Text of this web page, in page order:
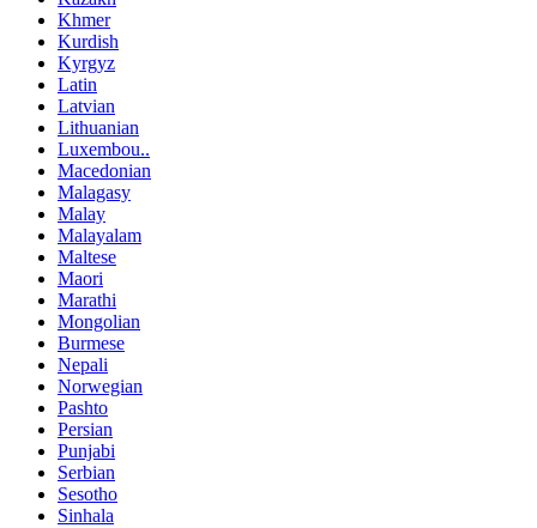
Khmer
Kurdish
Kyrgyz
Latin
Latvian
Lithuanian
Luxembou..
Macedonian
Malagasy
Malay
Malayalam
Maltese
Maori
Marathi
Mongolian
Burmese
Nepali
Norwegian
Pashto
Persian
Punjabi
Serbian
Sesotho
Sinhala